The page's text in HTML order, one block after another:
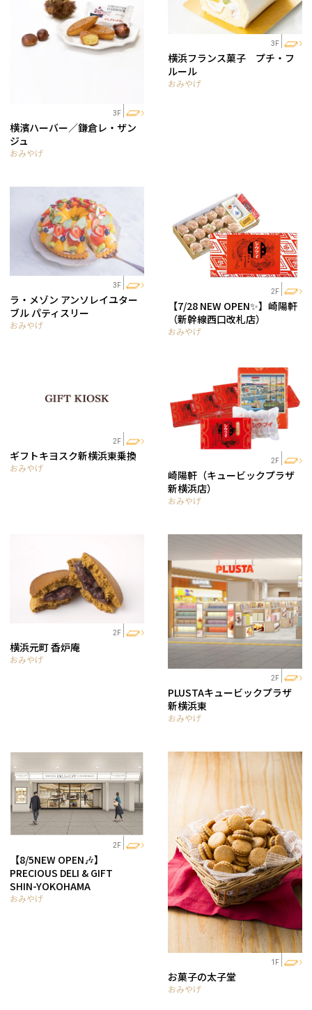
3F
横濱ハーバー／鎌倉レ・ザン
ジュ
おみやげ
3F
横浜フランス菓子 プチ・フ
ルール
おみやげ
3F
ラ・メゾン アンソレイユター
ブル パティスリー
おみやげ
2F
【7/28 NEW OPEN✨】崎陽軒
（新幹線西口改札店）
おみやげ
2F
ギフトキヨスク新横浜東乗換
おみやげ
2F
崎陽軒（キュービックプラザ
新横浜店）
おみやげ
2F
横浜元町 香炉庵
おみやげ
2F
PLUSTAキュービックプラザ
新横浜東
おみやげ
2F
【8/5NEW OPEN🎶】
PRECIOUS DELI & GIFT
SHIN-YOKOHAMA
おみやげ
1F
お菓子の太子堂
おみやげ